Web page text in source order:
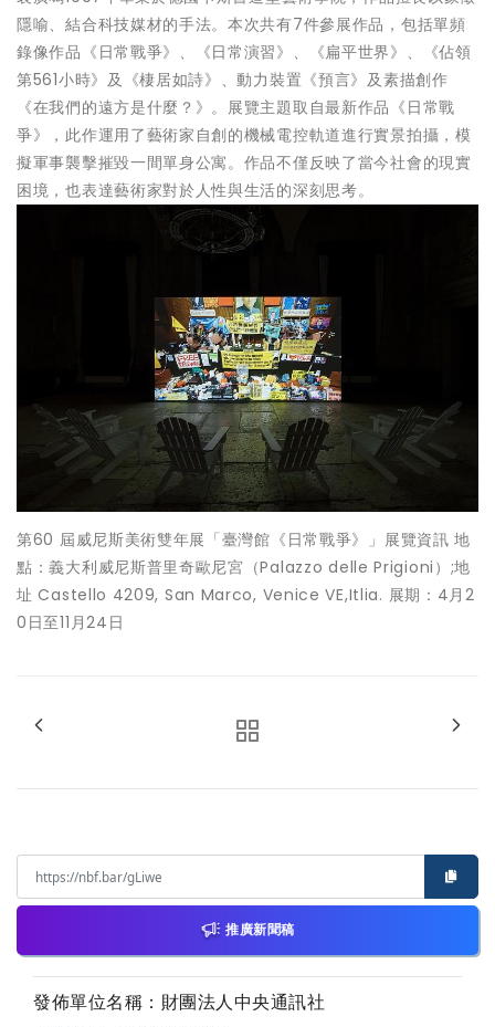
隱喻、結合科技媒材的手法。本次共有7件參展作品，包括單頻
錄像作品《日常戰爭》、《日常演習》、《扁平世界》、《佔領
第561小時》及《棲居如詩》、動力裝置《預言》及素描創作
《在我們的遠方是什麼？》。展覽主題取自最新作品《日常戰
爭》，此作運用了藝術家自創的機械電控軌道進行實景拍攝，模
擬軍事襲擊摧毀一間單身公寓。作品不僅反映了當今社會的現實
困境，也表達藝術家對於人性與生活的深刻思考。
第60 屆威尼斯美術雙年展「臺灣館《日常戰爭》」展覽資訊 地
點：義大利威尼斯普里奇歐尼宮（Palazzo delle Prigioni）;地
址 Castello 4209, San Marco, Venice VE,Itlia. 展期：4月2
0日至11月24日
推廣新聞稿
發佈單位名稱：財團法人中央通訊社